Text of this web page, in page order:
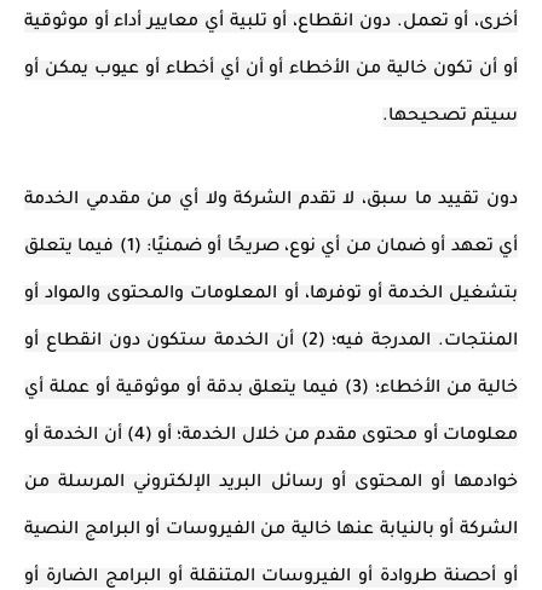
أخرى، أو تعمل. دون انقطاع، أو تلبية أي معايير أداء أو موثوقية
أو أن تكون خالية من الأخطاء أو أن أي أخطاء أو عيوب يمكن أو
سيتم تصحيحها.
دون تقييد ما سبق، لا تقدم الشركة ولا أي من مقدمي الخدمة
أي تعهد أو ضمان من أي نوع، صريحًا أو ضمنيًا: (1) فيما يتعلق
بتشغيل الخدمة أو توفرها، أو المعلومات والمحتوى والمواد أو
المنتجات. المدرجة فيه؛ (2) أن الخدمة ستكون دون انقطاع أو
خالية من الأخطاء؛ (3) فيما يتعلق بدقة أو موثوقية أو عملة أي
معلومات أو محتوى مقدم من خلال الخدمة؛ أو (4) أن الخدمة أو
خوادمها أو المحتوى أو رسائل البريد الإلكتروني المرسلة من
الشركة أو بالنيابة عنها خالية من الفيروسات أو البرامج النصية
أو أحصنة طروادة أو الفيروسات المتنقلة أو البرامج الضارة أو